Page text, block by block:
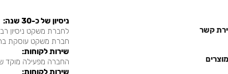
:ניסיון של כ-30 שנה
לחברת משקט ניסיון
.חברת משקט עוסקת
:שירות לקוחות
החברה מפעילה מוקד
:שירות לקוחות
קשר
מוצרים